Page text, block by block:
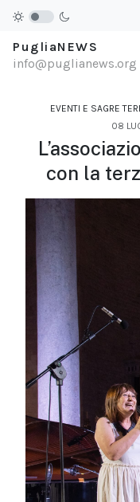
PugliaNEWS
info@puglianews.org
EVENTI E SAGRE
08
con la